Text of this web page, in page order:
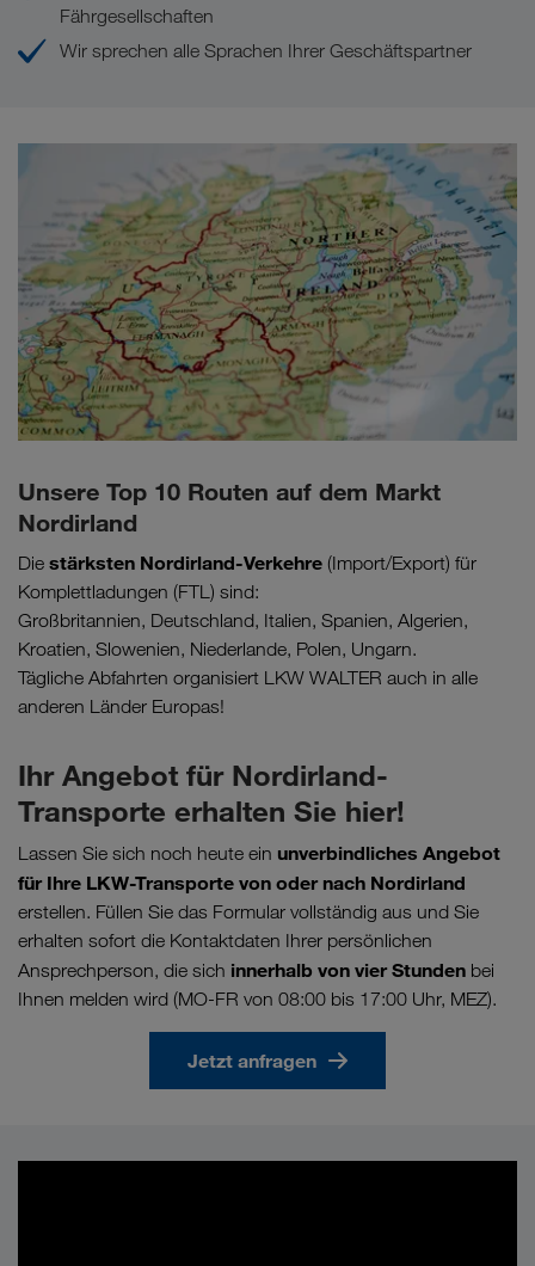
Fährgesellschaften
Wir sprechen alle Sprachen Ihrer Geschäftspartner
Unsere Top 10 Routen auf dem Markt
Nordirland
Die stärksten Nordirland-Verkehre (Import/Export) für
Komplettladungen (FTL) sind:
Großbritannien, Deutschland, Italien, Spanien, Algerien,
Kroatien, Slowenien, Niederlande, Polen, Ungarn.
Tägliche Abfahrten organisiert LKW WALTER auch in alle
anderen Länder Europas!
Ihr Angebot für Nordirland-
Transporte erhalten Sie hier!
Lassen Sie sich noch heute ein unverbindliches Angebot
für Ihre LKW-Transporte von oder nach Nordirland
erstellen. Füllen Sie das Formular vollständig aus und Sie
erhalten sofort die Kontaktdaten Ihrer persönlichen
Ansprechperson, die sich innerhalb von vier Stunden bei
Ihnen melden wird (MO-FR von 08:00 bis 17:00 Uhr, MEZ).
Jetzt anfragen